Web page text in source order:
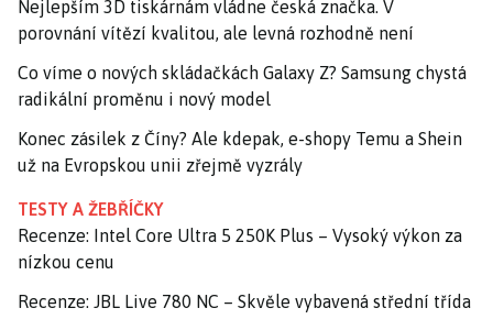
Nejlepším 3D tiskárnám vládne česká značka. V
porovnání vítězí kvalitou, ale levná rozhodně není
Co víme o nových skládačkách Galaxy Z? Samsung chystá
radikální proměnu i nový model
Konec zásilek z Číny? Ale kdepak, e-shopy Temu a Shein
už na Evropskou unii zřejmě vyzrály
TESTY A ŽEBŘÍČKY
Recenze: Intel Core Ultra 5 250K Plus – Vysoký výkon za
nízkou cenu
Recenze: JBL Live 780 NC – Skvěle vybavená střední třída